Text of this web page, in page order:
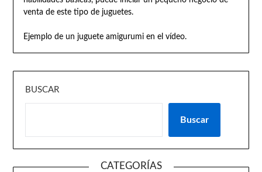
venta de este tipo de juguetes.
Ejemplo de un juguete amigurumi en el vídeo.
BUSCAR
Buscar
CATEGORÍAS